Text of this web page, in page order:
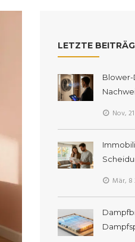
LETZTE
Nov,
Mär, 8